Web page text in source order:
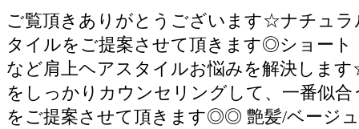
ご覧頂きありがとうございます☆ナチュラ
タイルをご提案させて頂きます◎ショート
など肩上ヘアスタイルお悩みを解決しま
をしっかりカウンセリングして、一番似
をご提案させて頂きます◎◎ 艶髪/ベージ